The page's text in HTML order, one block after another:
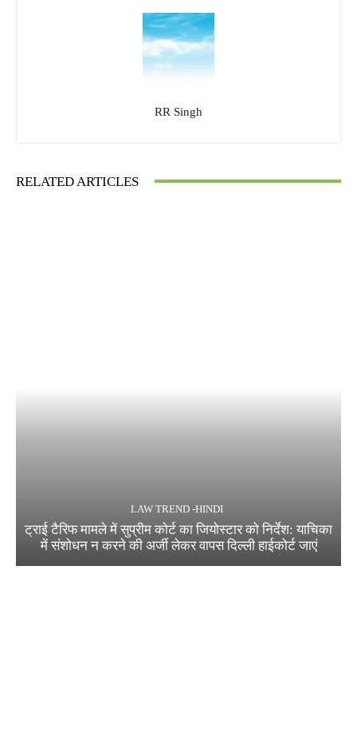
RR Singh
RELATED ARTICLES
LAW TREND -HINDI
ट्राई टैरिफ मामले में सुप्रीम कोर्ट का जियोस्टार को निर्देश: याचिका
में संशोधन न करने की अर्जी लेकर वापस दिल्ली हाईकोर्ट जाएं